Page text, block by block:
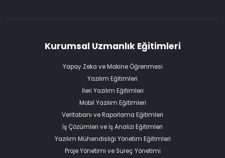
Kurumsal Uzmanlık Eğitimleri
Yapay Zeka ve Makine Öğrenmesi
Yazılım Eğitimleri
İleri Yazılım Eğitimleri
Mobil Yazılım Eğitimleri
Veritabanı ve Raporlama Eğitimleri
İş Çözümleri ve İş Analizi Eğitimleri
Yazılım Mühendisliği Yönetim Eğitimleri
Proje Yönetimi ve Süreç Yönetimi